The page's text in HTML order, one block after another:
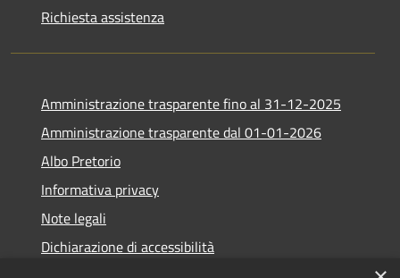
Richiesta assistenza
Amministrazione trasparente fino al 31-12-2025
Amministrazione trasparente dal 01-01-2026
Albo Pretorio
Informativa privacy
Note legali
Dichiarazione di accessibilità